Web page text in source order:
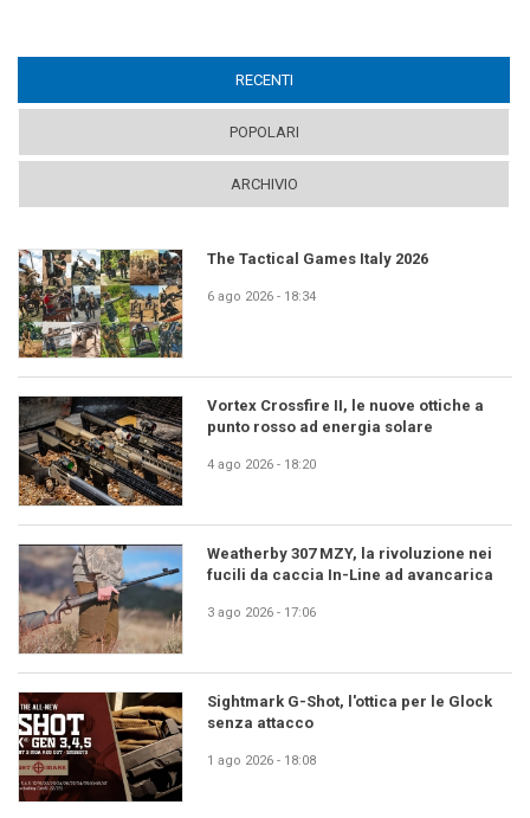
RECENTI
POPOLARI
ARCHIVIO
The Tactical Games Italy 2026
6 ago 2026 - 18:34
Vortex Crossfire II, le nuove ottiche a
punto rosso ad energia solare
4 ago 2026 - 18:20
Weatherby 307 MZY, la rivoluzione nei
fucili da caccia In-Line ad avancarica
3 ago 2026 - 17:06
Sightmark G-Shot, l'ottica per le Glock
senza attacco
1 ago 2026 - 18:08